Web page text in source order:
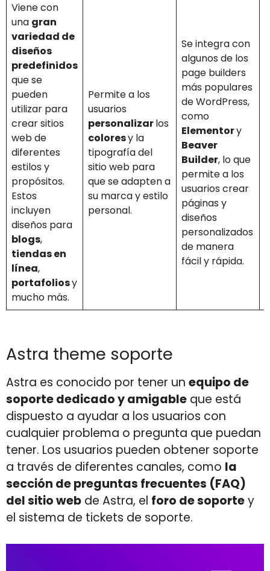
Viene con
una gran
variedad de
diseños
predefinidos
que se
pueden
utilizar para
crear sitios
web de
diferentes
estilos y
propósitos.
Estos
incluyen
diseños para
blogs,
tiendas en
línea,
portafoliosy
mucho más.
Permite a los
usuarios
personalizarlos
coloresy la
tipografía del
sitio web para
que se adapten a
su marca y estilo
personal.
Se integra con
algunos de los
page builders
más populares
de WordPress,
como
Elementory
Beaver
Builder, lo que
permite a los
usuarios crear
páginas y
diseños
personalizados
de manera
fácil y rápida.
Astra theme soporte
Astra es conocido por tener un equipo de
soporte dedicado y amigable que está
dispuesto a ayudar a los usuarios con
cualquier problema o pregunta que puedan
tener. Los usuarios pueden obtener soporte
a través de diferentes canales, como la
sección de preguntas frecuentes (FAQ)
del sitio web de Astra, el foro de soportey
el sistema de tickets de soporte.